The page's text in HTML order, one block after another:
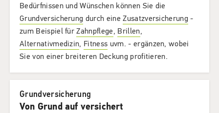
Bedürfnissen und Wünschen können Sie die
Grundversicherung durch eineZusatzversicherung -
zum Beispiel fürZahnpflege, Brillen,
Alternativmedizin, Fitness uvm. - ergänzen, wobei
Sie von einer breiteren Deckung profitieren.
Grundversicherung
Von Grund auf versichert